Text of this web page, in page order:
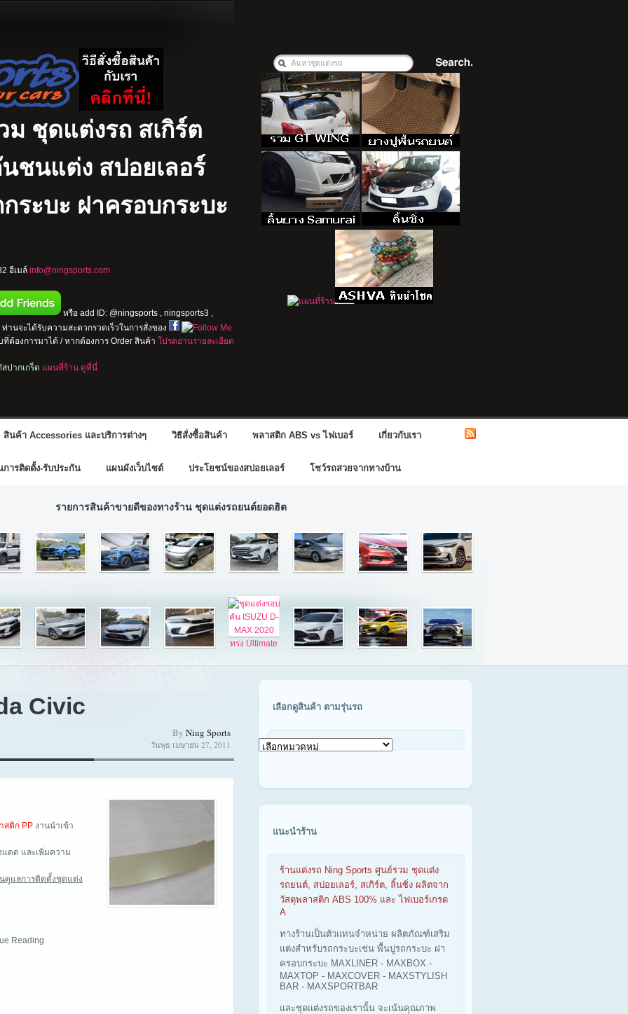
ชุดแต่งรถ สเกิร์ต
ชนแต่ง สปอยเลอร์
ระบะ ฝาครอบกระบะ
อีเมล์ info@ningsports.com
หรือ add ID: @ningsports , ningsports3 ,
านจะได้รับความสะดวกรวดเร็วในการสั่งของ
ต้องการมาได้ / หากต้องการ Order สินค้า โปรดอ่านรายละเอียด
ปากเกร็ด แผนที่ร้าน ดูที่นี่
สินค้า Accessories และบริการต่างๆ วิธีสั่งซื้อสินค้า พลาสติก ABS vs ไฟเบอร์ เกี่ยวกับเรา
การติดตั้ง-รับประกัน แผนผังเว็บไซต์ ประโยชน์ของสปอยเลอร์ โชว์รถสวยจากทางบ้าน
รายการสินค้าขายดีของทางร้าน ชุดแต่งรถยนต์ยอดฮิต
Civic
By Ning Sports
วันพุธ เมษายน 27, 2011
สติก PP งานนำเข้า
แดด และเพิ่มความ
ดูแลการติดตั้งชุดแต่ง
Reading
เลือกดูสินค้า ตามรุ่นรถ
เลือก
รถ
แนะนำร้าน
ร้านแต่งรถ Ning Sports ศูนย์รวม ชุดแต่ง
รถยนต์, สปอยเลอร์, สเกิร์ต, ลิ้นซิ่ง ผลิตจาก
วัสดุพลาสติก ABS 100% และ ไฟเบอร์เกรด
A
ทางร้านเป็นตัวแทนจำหน่าย ผลิตภัณฑ์เสริม
แต่งสำหรับรถกระบะเช่น พื้นปูรถกระบะ ฝา
ครอบกระบะ MAXLINER - MAXBOX -
MAXTOP - MAXCOVER - MAXSTYLISH
BAR - MAXSPORTBAR
และชุดแต่งรถของเรานั้น จะเน้นคุณภาพ